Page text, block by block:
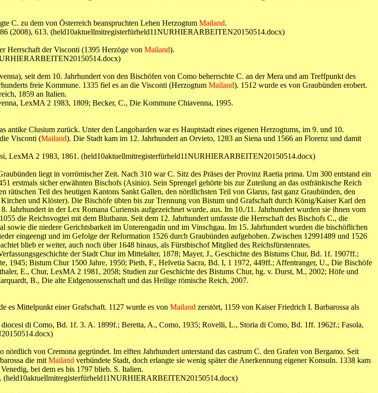
C. zu dem von Österreich beanspruchten Lehen Herzogtum Mailand.
(2008), 613. (held10aktuellmitregisterfürheld11NURHIERARBEITEN20150514.docx)
Herrschaft der Visconti (1395 Herzöge von Mailand).
seit dem 10. Jahrhundert von den Bischöfen von Como beherrschte C. an der Mera und am Treffpunkt des
freie Kommune. 1335 fiel es an die Visconti (Herzogtum Mailand). 1512 wurde es von Graubünden erobert.
1859 an Italien.
LexMA 2 1983, 1809; Becker, C., Die Kommune Chiavenna, 1995.
antike Clusium zurück. Unter den Langobarden war es Hauptstadt eines eigenen Herzogtums, im 9. und 10.
Visconti (Mailand). Die Stadt kam im 12. Jahrhundert an Orvieto, 1283 an Siena und 1566 an Florenz und damit
LexMA 2 1983, 1861. (held10aktuellmitregisterfürheld11NURHIERARBEITEN20150514.docx)
liegt in vorrömischer Zeit. Nach 310 war C. Sitz des Präses der Provinz Raetia prima. Um 300 entstand ein
erstmals sicher erwähnten Bischofs (Asinio). Sein Sprengel gehörte bis zur Zuteilung an das ostfränkische Reich
rätischen Teil des heutigen Kantons Sankt Gallen, den nördlichsten Teil von Glarus, fast ganz Graubünden, den
und Klöster). Die Bischöfe übten bis zur Trennung von Bistum und Grafschaft durch König/Kaiser Karl den
Jahrhundert in der Lex Romana Curiensis aufgezeichnet wurde, aus. Im 10./11. Jahrhundert wurden sie ihnen vom
die Reichsvogtei mit dem Blutbann. Seit dem 12. Jahrhundert umfasste die Herrschaft des Bischofs C., die
die niedere Gerichtsbarkeit im Unterengadin und im Vinschgau. Im 15. Jahrhundert wurden die bischöflichen
eingeengt und im Gefolge der Reformation 1526 durch Graubünden aufgehoben. Zwischen 12991489 und 1526
blieb er weiter, auch noch über 1648 hinaus, als Fürstbischof Mitglied des Reichsfürstenrates.
der Stadt Chur im Mittelalter, 1878; Mayer, J., Geschichte des Bistums Chur, Bd. 1f. 1907ff.;
1945; Bistum Chur 1500 Jahre, 1950; Pieth, F., Helvetia Sacra, Bd. I, 1 1972, 449ff.; Affentranger, U., Die Bischöfe
E., Chur, LexMA 2 1981, 2058; Studien zur Geschichte des Bistums Chur, hg. v. Durst, M., 2002; Höfe und
B., Die alte Eidgenossenschaft und das Heilige römische Reich, 2007.
es Mittelpunkt einer Grafschaft. 1127 wurde es von Mailand zerstört, 1159 von Kaiser Friedrich I. Barbarossa als
di Como, Bd. 1f. 3. A. 1899f.; Beretta, A., Como, 1935; Rovelli, L., Storia di Como, Bd. 1ff. 1962f.; Fasola,
von Cremona gegründet. Im elften Jahrhundert unterstand das castrum C. den Grafen von Bergamo. Seit
die mit Mailand verbündete Stadt, doch erlangte sie wenig später die Anerkennung eigener Konsuln. 1338 kam
bei dem es bis 1797 blieb. S. Italien.